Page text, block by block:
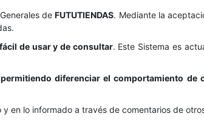
deFUTUTIENDAS. Mediante la
de usar y de consultar. Este Sistema es
diferenciar el comportamiento de
en lo informado a través de comentarios de